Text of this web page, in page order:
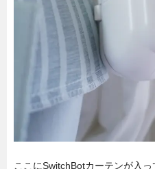
ここにSwitchBotカーテンが入